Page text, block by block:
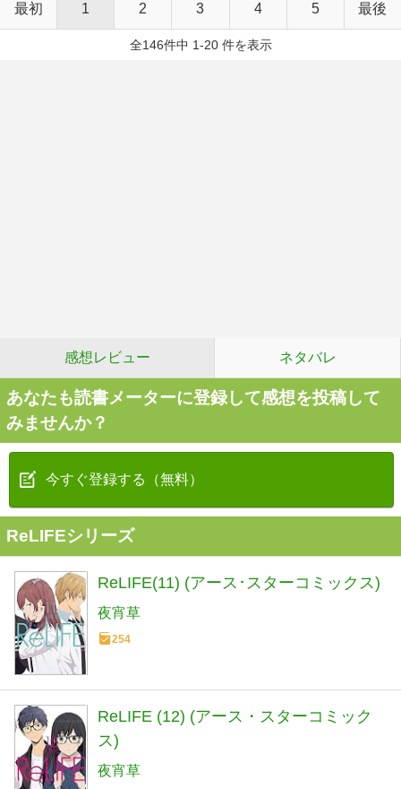
最初 1 2 3 4 5 最後
全146件中 1-20 件を表示
感想レビュー ネタバレ
あなたも読書メーターに登録して感想を投稿して
みませんか？
今すぐ登録する（無料）
ReLIFEシリーズ
ReLIFE(11) (アース･スターコミックス)
夜宵草
254
ReLIFE (12) (アース・スターコミック
ス)
夜宵草